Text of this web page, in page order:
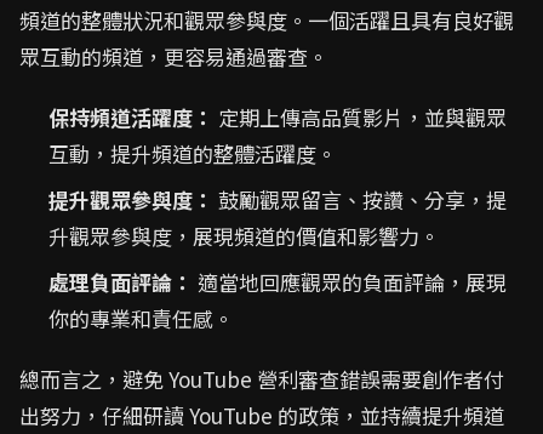
頻道的整體狀況和觀眾參與度。一個活躍且具有良好觀
眾互動的頻道，更容易通過審查。
保持頻道活躍度： 定期上傳高品質影片，並與觀眾
互動，提升頻道的整體活躍度。
提升觀眾參與度： 鼓勵觀眾留言、按讚、分享，提
升觀眾參與度，展現頻道的價值和影響力。
處理負面評論： 適當地回應觀眾的負面評論，展現
你的專業和責任感。
總而言之，避免 YouTube 營利審查錯誤需要創作者付
出努力，仔細研讀 YouTube 的政策，並持續提升頻道